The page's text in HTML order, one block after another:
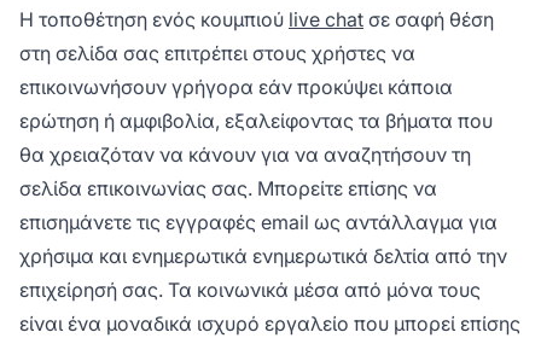
Η τοποθέτηση ενός κουμπιού live chat σε σαφή θέση
στη σελίδα σας επιτρέπει στους χρήστες να
επικοινωνήσουν γρήγορα εάν προκύψει κάποια
ερώτηση ή αμφιβολία, εξαλείφοντας τα βήματα που
θα χρειαζόταν να κάνουν για να αναζητήσουν τη
σελίδα επικοινωνίας σας. Μπορείτε επίσης να
επισημάνετε τις εγγραφές email ως αντάλλαγμα για
χρήσιμα και ενημερωτικά ενημερωτικά δελτία από την
επιχείρησή σας. Τα κοινωνικά μέσα από μόνα τους
είναι ένα μοναδικά ισχυρό εργαλείο που μπορεί επίσης